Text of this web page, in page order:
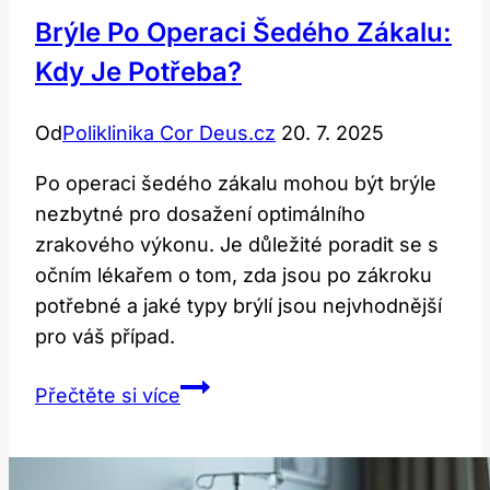
Brýle Po Operaci Šedého Zákalu:
Kdy Je Potřeba?
OdPoliklinika Cor Deus.cz 20. 7. 2025
Po operaci šedého zákalu mohou být brýle
nezbytné pro dosažení optimálního
zrakového výkonu. Je důležité poradit se s
očním lékařem o tom, zda jsou po zákroku
potřebné a jaké typy brýlí jsou nejvhodnější
pro váš případ.
Přečtěte si víceBrýle
šedého